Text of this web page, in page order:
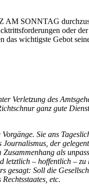
AM SONNTAG
oder
das wichtigste Gebot
Verletzung des
ganz gute
Sie ans
der
als
letztlich – hoffentlich –
gesagt: Soll die
etc.